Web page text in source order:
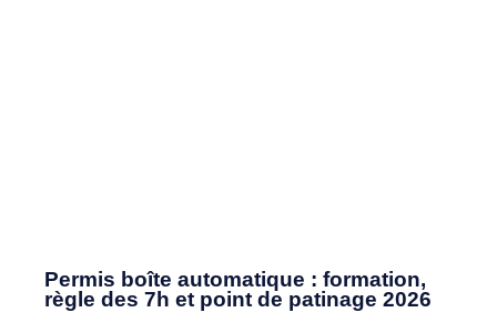
Permis boîte automatique : formation,
règle des 7h et point de patinage 2026